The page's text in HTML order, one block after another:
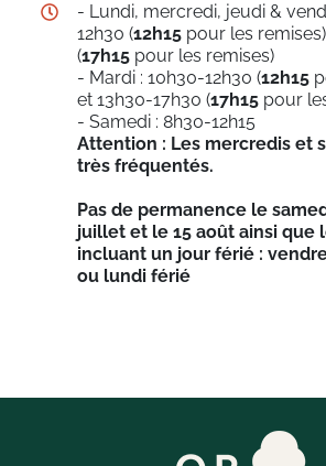
- Lundi, mercredi, jeudi &
12h30 (12h15 pour les
(17h15 pour les remises)
- Mardi : 10h30-12h30 (12h15
et 13h30-17h30 (17h15 pour
- Samedi : 8h30-12h15
Attention : Les mercredis et
très fréquentés.
Pas de permanence le
juillet et le 15 août ainsi que
incluant un jour férié :
ou lundi férié